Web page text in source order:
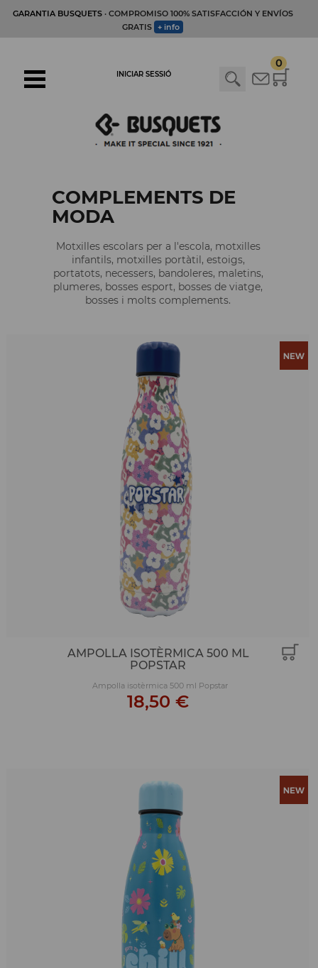
GARANTIA BUSQUETS· COMPROMISO 100% SATISFACCIÓN Y ENVÍOS
GRATIS + info
0
INICIAR SESSIÓ
COMPLEMENTS DE
MODA
Motxilles escolars per a l'escola, motxilles
infantils, motxilles portàtil, estoigs,
portatots, necessers, bandoleres, maletins,
plumeres, bosses esport, bosses de viatge,
bosses i molts complements.
AMPOLLA ISOTÈRMICA 500 ML
POPSTAR
Ampolla isotèrmica 500 ml Popstar
18,50 €